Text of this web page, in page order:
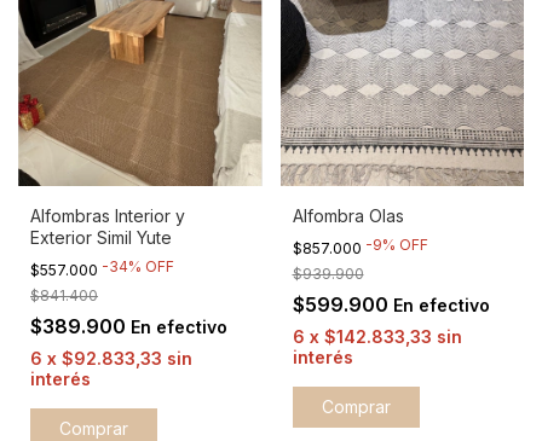
Alfombras Interior y
Exterior Simil Yute
$557.000 -34% OFF
$841.400
$389.900 En efectivo
6 x $92.833,33 sin
interés
Comprar
Alfombra Olas
$857.000 -9% OFF
$939.900
$599.900 En efectivo
6 x $142.833,33 sin
interés
Comprar